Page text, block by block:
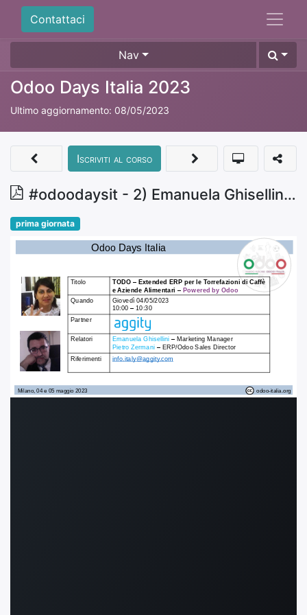
Contattaci
Nav
Odoo Days Italia 2023
Ultimo aggiornamento: 08/05/2023
#odoodaysit - 2) Emanuela Ghisellini - TODO – Extended ERP per le Torrefazioni di Caffè e Aziende Alimentari – Powered by Odoo
Iscriviti al corso
prima giornata